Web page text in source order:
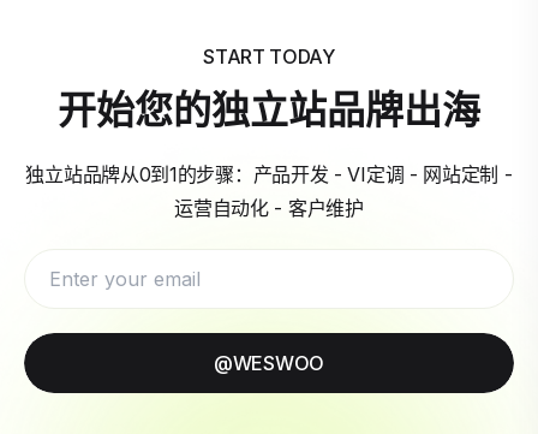
START TODAY
开始您的独立站品牌出海
独立站品牌从0到1的步骤：产品开发 - VI定调 - 网站定制 -
运营自动化 - 客户维护
@WESWOO